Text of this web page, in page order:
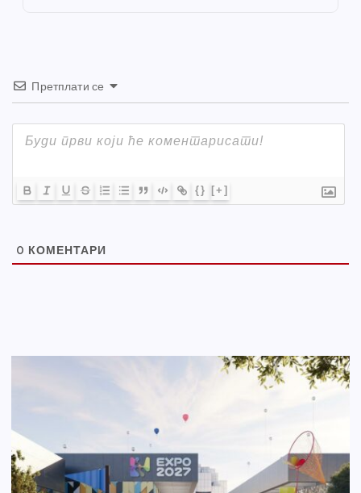
Претплати се
{} [+]
0 КОМЕНТАРИ